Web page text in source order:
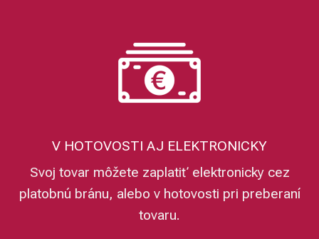
V HOTOVOSTI AJ ELEKTRONICKY
Svoj tovar môžete zaplatiť elektronicky cez
platobnú bránu, alebo v hotovosti pri preberaní
tovaru.